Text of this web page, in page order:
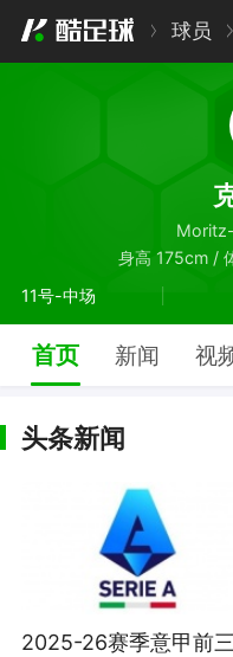
球员
身高 175cm /
11号-中场
首页 新闻 视
头条新闻
2025-26赛季意甲前三